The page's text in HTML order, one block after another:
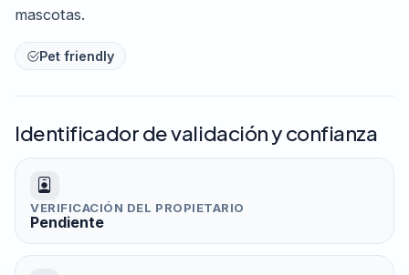
mascotas.
Pet friendly
Identificador de validación y confianza
VERIFICACIÓN DEL PROPIETARIO
Pendiente